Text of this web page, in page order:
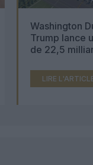
Washington
Trump lance
de 22,5
LIRE